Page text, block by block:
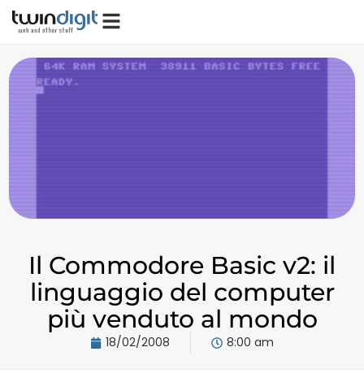
Il Commodore Basic v2: il
linguaggio del computer
più venduto al mondo
18/02/2008 8:00 am